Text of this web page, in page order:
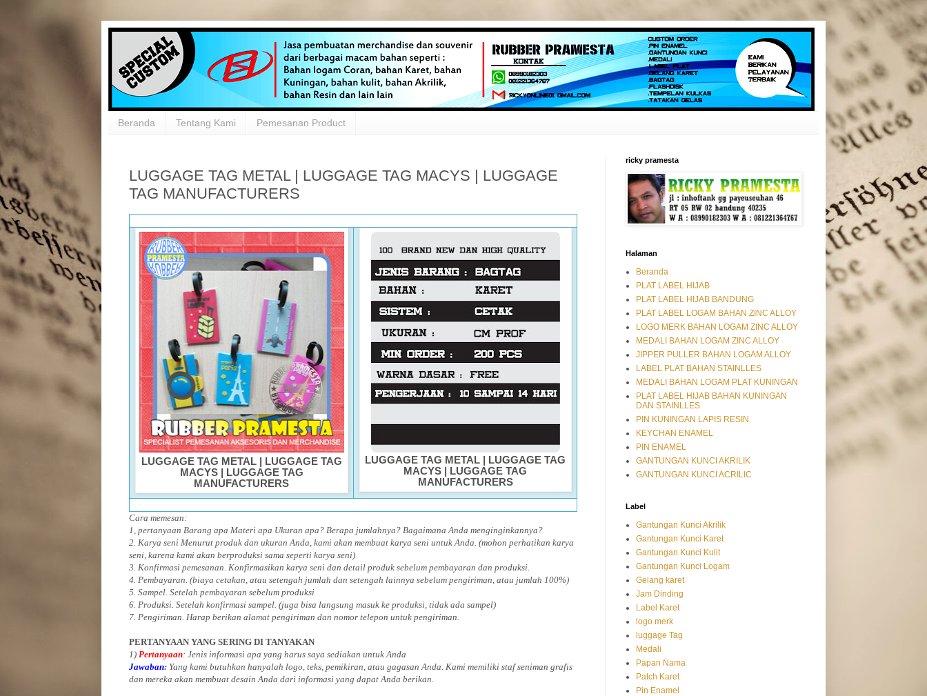
Beranda Tentang Kami Pemesanan Product
LUGGAGE TAG METAL | LUGGAGE TAG MACYS | LUGGAGE
TAG MANUFACTURERS
LUGGAGE TAG METAL|
LUGGAGE TAG
MACYS|
LUGGAGE TAG
MANUFACTURERS
LUGGAGE TAG METAL
LUGGAGE TAG
MACYS
LUGGAGE TAG
MANUFACTURERS
Cara memesan:
1, pertanyaan Barang apa Materi apa Ukuran apa? Berapa jumlahnya? Bagaimana Anda menginginkannya?
2. Karya seni Menurut produk dan ukuran Anda, kami akan membuat karya seni untuk Anda. (mohon perhatikan karya
seni, karena kami akan berproduksi sama seperti karya seni)
3. Konfirmasi pemesanan. Konfirmasikan karya seni dan detail produk sebelum pembayaran dan produksi.
4. Pembayaran. (biaya cetakan, atau setengah jumlah dan setengah lainnya sebelum pengiriman, atau jumlah 100%)
5. Sampel. Setelah pembayaran sebelum produksi
6. Produksi. Setelah konfirmasi sampel. (juga bisa langsung masuk ke produksi, tidak ada sampel)
7. Pengiriman. Harap berikan alamat pengiriman dan nomor telepon untuk pengiriman.
PERTANYAAN YANG SERING DI TANYAKAN
1) Pertanyaan: Jenis informasi apa yang harus saya sediakan untuk Anda
Jawaban: Yang kami butuhkan hanyalah logo, teks, pemikiran, atau gagasan Anda. Kami memiliki staf seniman grafis
dan mereka akan membuat desain Anda dari informasi yang dapat Anda berikan.
ricky pramesta
Halaman
Beranda
PLAT LABEL HIJAB
PLAT LABEL HIJAB BANDUNG
PLAT LABEL LOGAM BAHAN ZINC ALLOY
LOGO MERK BAHAN LOGAM ZINC ALLOY
MEDALI BAHAN LOGAM ZINC ALLOY
JIPPER PULLER BAHAN LOGAM ALLOY
LABEL PLAT BAHAN STAINLLES
MEDALI BAHAN LOGAM PLAT KUNINGAN
PLAT LABEL HIJAB BAHAN KUNINGAN
DAN STAINLLES
PIN KUNINGAN LAPIS RESIN
KEYCHAN ENAMEL
PIN ENAMEL
GANTUNGAN KUNCI AKRILIK
GANTUNGAN KUNCI ACRILIC
Label
Gantungan Kunci Akrilik
Gantungan Kunci Karet
Gantungan Kunci Kulit
Gantungan Kunci Logam
Gelang karet
Jam Dinding
Label Karet
logo merk
luggage Tag
Medali
Papan Nama
Patch Karet
Pin Enamel